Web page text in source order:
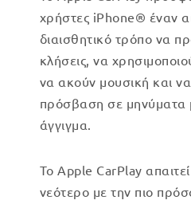
χρήστες iPhone® έναν
διαισθητικό τρόπο να
κλήσεις, να
να ακούν μουσική και
πρόσβαση σε μηνύματα
άγγιγμα.
Το Apple CarPlay
νεότερο με την πιο